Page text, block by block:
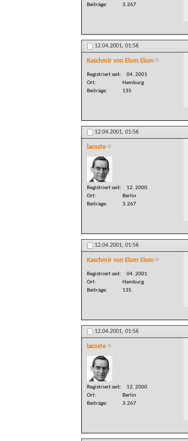
Beiträge
3.267
12.04.2001, 01:56
Kaschmir von Elom Elom
Registriert seit
04. 2001
Ort
Hamburg
Beiträge
135
12.04.2001, 01:56
lacoste
Registriert seit
12. 2000
Ort
Berlin
Beiträge
3.267
12.04.2001, 01:56
Kaschmir von Elom Elom
Registriert seit
04. 2001
Ort
Hamburg
Beiträge
135
12.04.2001, 01:56
lacoste
Registriert seit
12. 2000
Ort
Berlin
Beiträge
3.267